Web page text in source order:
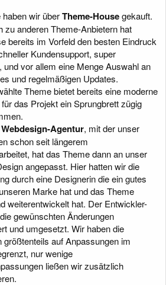
wir überTheme-Housegekauft.
zu anderen Theme-Anbietern hat
bereits im Vorfeld den besten Eindruck
Kundensupport, super
und vor allem eine Menge Auswahl an
und regelmäßigen Updates.
Theme bietet bereits eine moderne
das Projekt ein Sprungbrett zügig
Agentur, mit der unser
schon seit längerem
hat das Theme dann an unser
angepasst. Hier hatten wir die
durch eine Designerin die ein gutes
Marke hat und das Theme
weiterentwickelt hat. Der Entwickler-
gewünschten Änderungen
und umgesetzt. Wir haben die
größtenteils auf Anpassungen im
nur wenige
ließen wir zusätzlich